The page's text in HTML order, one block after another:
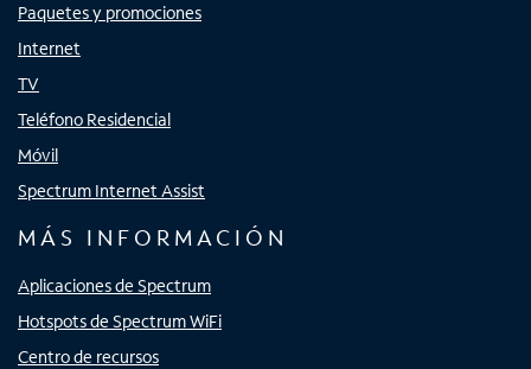
Paquetes y promociones
Internet
TV
Teléfono Residencial
Móvil
Spectrum Internet Assist
MÁS INFORMACIÓN
Aplicaciones de Spectrum
Hotspots de Spectrum WiFi
Centro de recursos